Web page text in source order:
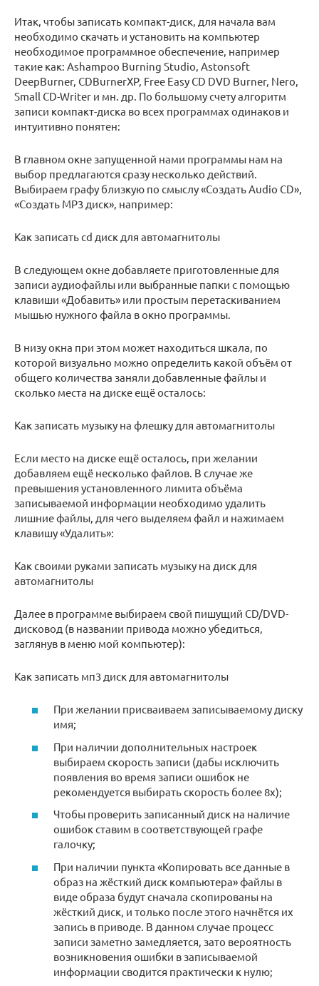
Итак, чтобы записать компакт-диск, для начала вам
необходимо скачать и установить на компьютер
необходимое программное обеспечение, например
такие как: Ashampoo Burning Studio, Astonsoft
DeepBurner, CDBurnerXP, Free Easy CD DVD Burner, Nero,
Small CD-Writer и мн. др. По большому счету алгоритм
записи компакт-диска во всех программах одинаков и
интуитивно понятен:
В главном окне запущенной нами программы нам на
выбор предлагаются сразу несколько действий.
Выбираем графу близкую по смыслу «Создать Audio CD»,
«Создать MP3 диск», например:
Как записать cd диск для автомагнитолы
В следующем окне добавляете приготовленные для
записи аудиофайлы или выбранные папки с помощью
клавиши «Добавить» или простым перетаскиванием
мышью нужного файла в окно программы.
В низу окна при этом может находиться шкала, по
которой визуально можно определить какой объём от
общего количества заняли добавленные файлы и
сколько места на диске ещё осталось:
Как записать музыку на флешку для автомагнитолы
Если место на диске ещё осталось, при желании
добавляем ещё несколько файлов. В случае же
превышения установленного лимита объёма
записываемой информации необходимо удалить
лишние файлы, для чего выделяем файл и нажимаем
клавишу «Удалить»:
Как своими руками записать музыку на диск для
автомагнитолы
Далее в программе выбираем свой пишущий CD/DVD-
дисковод (в названии привода можно убедиться,
заглянув в меню мой компьютер):
Как записать мп3 диск для автомагнитолы
При желании присваиваем записываемому диску
имя;
При наличии дополнительных настроек
выбираем скорость записи (дабы исключить
появления во время записи ошибок не
рекомендуется выбирать скорость более 8х);
Чтобы проверить записанный диск на наличие
ошибок ставим в соответствующей графе
галочку;
При наличии пункта «Копировать все данные в
образ на жёсткий диск компьютера» файлы в
виде образа будут сначала скопированы на
жёсткий диск, и только после этого начнётся их
запись в приводе. В данном случае процесс
записи заметно замедляется, зато вероятность
возникновения ошибки в записываемой
информации сводится практически к нулю;